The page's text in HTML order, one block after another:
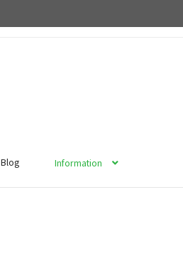
Blog Information